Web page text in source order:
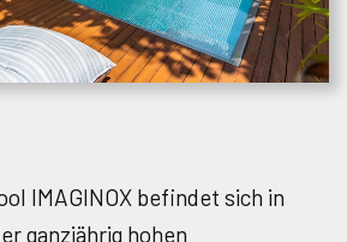
IMAGINOX befindet sich in
ganzjährig hohen